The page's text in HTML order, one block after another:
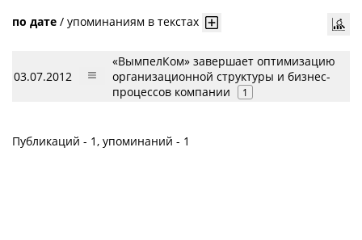
по дате / упоминаниям в текстах
03.07.2012
«ВымпелКом» завершает оптимизацию
организационной структуры и бизнес-
процессов компании
1
Публикаций - 1, упоминаний - 1